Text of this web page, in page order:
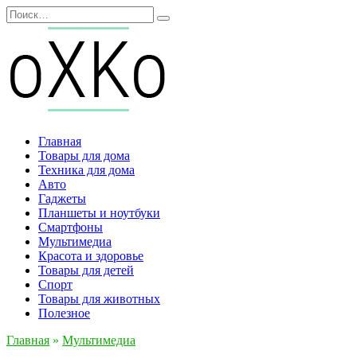
Перейти
к
содержанию
Search
for:
Главная
Товары для дома
Техника для дома
Авто
Гаджеты
Планшеты и ноутбуки
Смартфоны
Мультимедиа
Красота и здоровье
Товары для детей
Спорт
Товары для животных
Полезное
Главная » Мультимедиа